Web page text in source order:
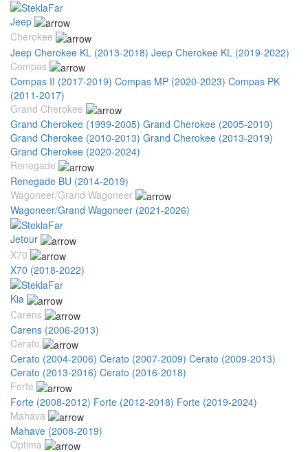
Jeep
Cherokee
Jeep Cherokee KL (2013-2018) Jeep Cherokee KL (2019-2022)
Compas
Compas II (2017-2019) Compas MP (2020-2023) Compas PK
(2011-2017)
Grand Cherokee
Grand Cherokee (1999-2005) Grand Cherokee (2005-2010)
Grand Cherokee (2010-2013) Grand Cherokee (2013-2019)
Grand Cherokee (2020-2024)
Renegade
Renegade BU (2014-2019)
Wagoneer/Grand Wagoneer
Wagoneer/Grand Wagoneer (2021-2026)
Jetour
X70
X70 (2018-2022)
Kia
Carens
Carens (2006-2013)
Cerato
Cerato (2004-2006) Cerato (2007-2009) Cerato (2009-2013)
Cerato (2013-2016) Cerato (2016-2018)
Forte
Forte (2008-2012) Forte (2012-2018) Forte (2019-2024)
Mahava
Mahave (2008-2019)
Optima